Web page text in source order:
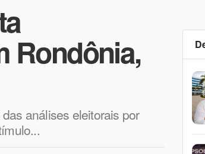
Rondônia,
análises eleitorais por